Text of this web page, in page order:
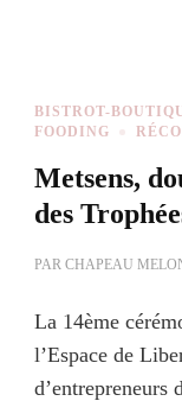
BISTROT-
FOODING
Metsens,
des
PAR CHAPEAU
La 14ème
l’Espace de
d’entrepreneurs